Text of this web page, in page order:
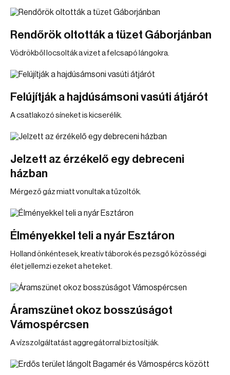
Rendőrök oltották a tüzet Gáborjánban
Vödrökből locsolták a vizet a felcsapó lángokra.
Felújítják a hajdúsámsoni vasúti átjárót
A csatlakozó síneket is kicserélik.
Jelzett az érzékelő egy debreceni
házban
Mérgező gáz miatt vonultak a tűzoltók.
Élményekkel teli a nyár Esztáron
Holland önkéntesek, kreatív táborok és pezsgő közösségi
élet jellemzi ezeket a heteket.
Áramszünet okoz bosszúságot
Vámospércsen
A vízszolgáltatást aggregátorral biztosítják.